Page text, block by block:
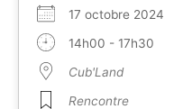
17 octobre 2024
14h00 - 17h30
Cub'Land
Rencontre